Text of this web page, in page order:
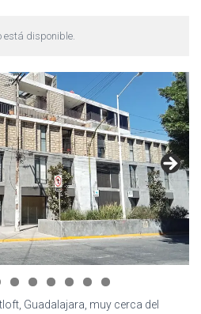
está disponible.
Guadalajara, muy cerca del